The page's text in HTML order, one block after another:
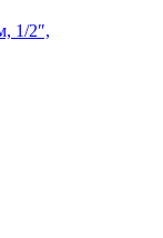
1/2″,